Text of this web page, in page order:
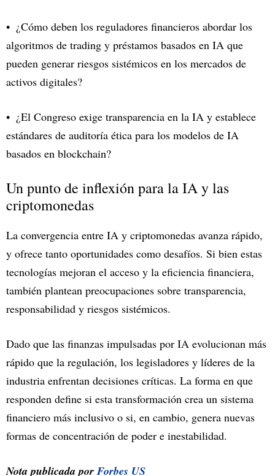
¿Cómo deben los reguladores financieros abordar los
algoritmos de trading y préstamos basados en IA que
pueden generar riesgos sistémicos en los mercados de
activos digitales?
¿El Congreso exige transparencia en la IA y establece
estándares de auditoría ética para los modelos de IA
basados en blockchain?
Un punto de inflexión para la IA y las
criptomonedas
La convergencia entre IA y criptomonedas avanza rápido,
y ofrece tanto oportunidades como desafíos. Si bien estas
tecnologías mejoran el acceso y la eficiencia financiera,
también plantean preocupaciones sobre transparencia,
responsabilidad y riesgos sistémicos.
Dado que las finanzas impulsadas por IA evolucionan más
rápido que la regulación, los legisladores y líderes de la
industria enfrentan decisiones críticas. La forma en que
responden define si esta transformación crea un sistema
financiero más inclusivo o si, en cambio, genera nuevas
formas de concentración de poder e inestabilidad.
Nota publicada porForbes US